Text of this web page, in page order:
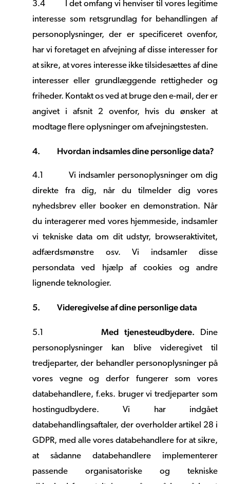
3.4
I det omfang vi henviser til vores legitime
interesse som retsgrundlag for behandlingen af
personoplysninger, der er specificeret ovenfor,
har vi foretaget en afvejning af disse interesser for
at sikre, at vores interesse ikke tilsidesættes af dine
interesser eller grundlæggende rettigheder og
friheder. Kontakt os ved at bruge den e-mail, der er
angivet i afsnit 2 ovenfor, hvis du ønsker at
modtage flere oplysninger om afvejningstesten.
4. Hvordan indsamles dine personlige data?
4.1 Vi indsamler personoplysninger om dig
direkte fra dig, når du tilmelder dig vores
nyhedsbrev eller booker en demonstration. Når
du interagerer med vores hjemmeside, indsamler
vi tekniske data om dit udstyr, browseraktivitet,
adfærdsmønstre osv. Vi indsamler disse
persondata ved hjælp af cookies og andre
lignende teknologier.
5. Videregivelse af dine personlige data
5.1 Med tjenesteudbydere.
Dine
personoplysninger kan blive videregivet til
tredjeparter, der behandler personoplysninger på
vores vegne og derfor fungerer som vores
databehandlere, f.eks. bruger vi tredjeparter som
hostingudbydere. Vi har indgået
databehandlingsaftaler, der overholder artikel 28 i
GDPR, med alle vores databehandlere for at sikre,
at sådanne databehandlere implementerer
passende organisatoriske og tekniske